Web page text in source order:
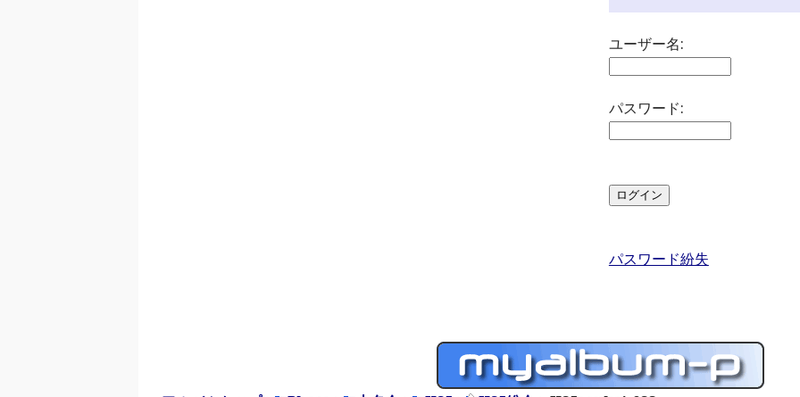
ユーザー名:
パスワード:
パスワード紛失